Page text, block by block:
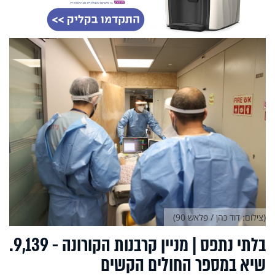
בלתי נתפס | מניין קרבנות הקורונה - 9,139.
שיא במספר החולים הקשים
(צילום: דוד כהן / פלאש 90)